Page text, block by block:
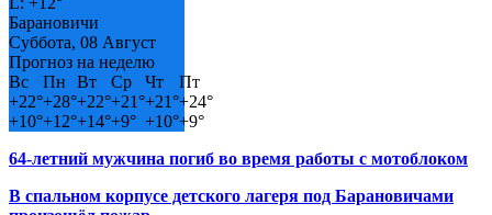
Барановичи
Суббота, 08 Август
Прогноз на неделю
Вс
Пн Вт Ср Чт
Пт
+22°+28°+22°+21°+21°+24°
+10°+12°+14°+9° +10°+9°
64-летний мужчина погиб во время работы с мотоблоком
В спальном корпусе детского лагеря под Барановичами